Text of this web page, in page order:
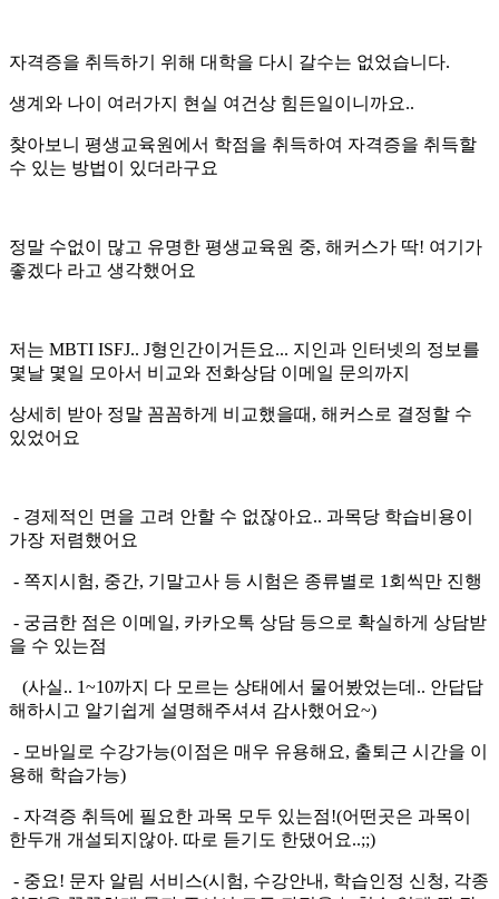
자격증을 취득하기 위해 대학을 다시 갈수는 없었습니다.
생계와 나이 여러가지 현실 여건상 힘든일이니까요..
찾아보니 평생교육원에서 학점을 취득하여 자격증을 취득할
수 있는 방법이 있더라구요
정말 수없이 많고 유명한 평생교육원 중, 해커스가 딱! 여기가
좋겠다 라고 생각했어요
저는 MBTI ISFJ.. J형인간이거든요... 지인과 인터넷의 정보를
몇날 몇일 모아서 비교와 전화상담 이메일 문의까지
상세히 받아 정말 꼼꼼하게 비교했을때, 해커스로 결정할 수
있었어요
- 경제적인 면을 고려 안할 수 없잖아요.. 과목당 학습비용이
가장 저렴했어요
- 쪽지시험, 중간, 기말고사 등 시험은 종류별로 1회씩만 진행
- 궁금한 점은 이메일, 카카오톡 상담 등으로 확실하게 상담받
을 수 있는점
(사실.. 1~10까지 다 모르는 상태에서 물어봤었는데.. 안답답
해하시고 알기쉽게 설명해주셔셔 감사했어요~)
- 모바일로 수강가능(이점은 매우 유용해요, 출퇴근 시간을 이
용해 학습가능)
- 자격증 취득에 필요한 과목 모두 있는점!(어떤곳은 과목이
한두개 개설되지않아. 따로 듣기도 한댔어요..;;)
- 중요! 문자 알림 서비스(시험, 수강안내, 학습인정 신청, 각종